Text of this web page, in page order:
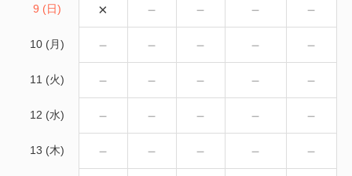
9 (日) × － － － －
10 (月) － － － － －
11 (火) － － － － －
12 (水) － － － － －
13 (木) － － － － －